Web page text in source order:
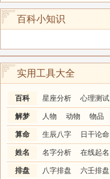
百科小知识
实用工具大全
百科 星座分析 心理测试
解梦 人物 动物 物品
算命 生辰八字 日干论命
姓名 名字分析 在线起名
排盘 八字排盘 六壬排盘